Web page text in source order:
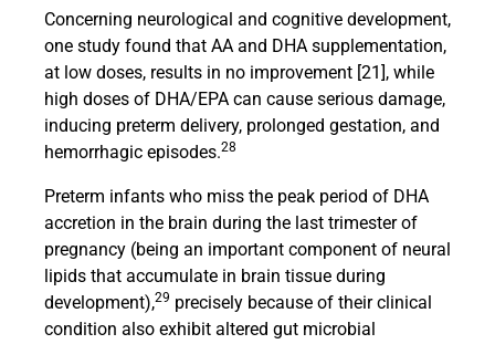
Concerning neurological and cognitive development,
one study found that AA and DHA supplementation,
at low doses, results in no improvement [21], while
high doses of DHA/EPA can cause serious damage,
inducing preterm delivery, prolonged gestation, and
hemorrhagic episodes.28
Preterm infants who miss the peak period of DHA
accretion in the brain during the last trimester of
pregnancy (being an important component of neural
lipids that accumulate in brain tissue during
development),29 precisely because of their clinical
condition also exhibit altered gut microbial